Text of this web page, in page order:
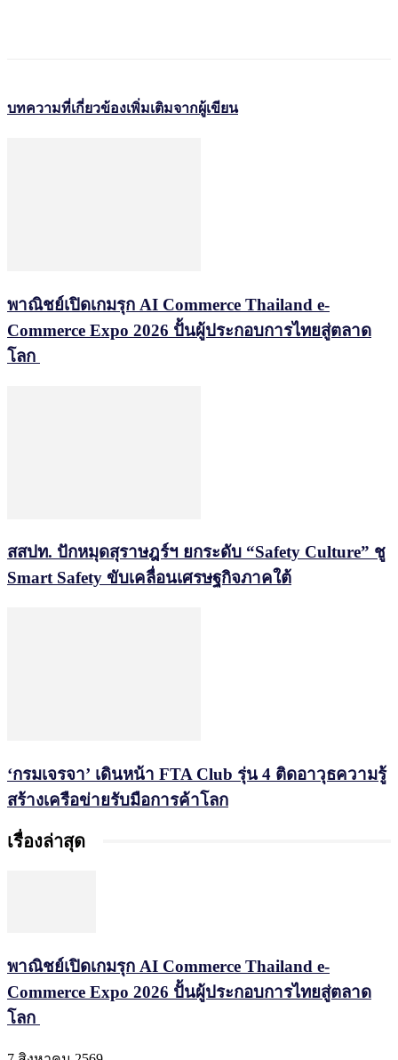
บทความที่เกี่ยวข้องเพิ่มเติมจากผู้เขียน
พาณิชย์เปิดเกมรุก AI Commerce Thailand e-
Commerce Expo 2026 ปั้นผู้ประกอบการไทยสู่ตลาด
โลก
สสปท. ปักหมุดสุราษฎร์ฯ ยกระดับ “Safety Culture” ชู
Smart Safety ขับเคลื่อนเศรษฐกิจภาคใต้
‘กรมเจรจา’ เดินหน้า FTA Club รุ่น 4 ติดอาวุธความรู้
สร้างเครือข่ายรับมือการค้าโลก
เรื่องล่าสุด
พาณิชย์เปิดเกมรุก AI Commerce Thailand e-
Commerce Expo 2026 ปั้นผู้ประกอบการไทยสู่ตลาด
โลก